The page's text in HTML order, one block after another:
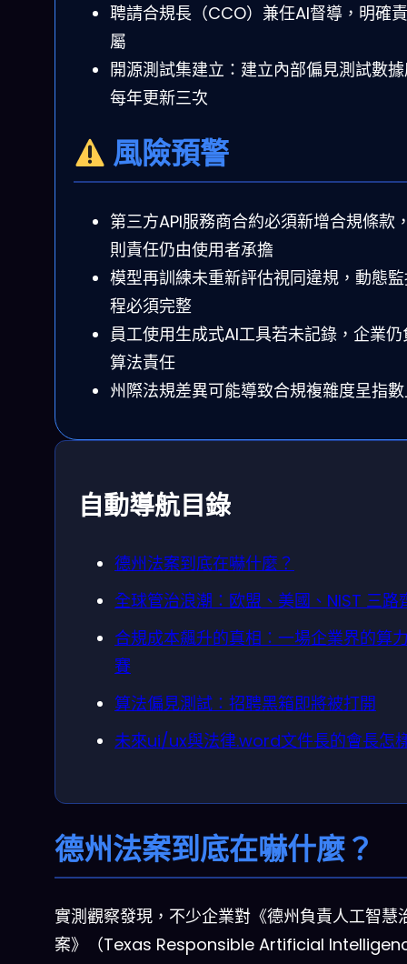
聘請合規長（CCO）兼任AI督導，明確
屬
開源測試集建立：建立內部偏見測試數
每年更新三次
風險預警
第三方API服務商合約必須新增合規條款
則責任仍由使用者承擔
模型再訓練未重新評估視同違規，動態
程必須完整
員工使用生成式AI工具若未記錄，企業
算法責任
州際法規差異可能導致合規複雜度呈指
自動導航目錄
德州法案到底在嚇什麼？
全球管治浪潮：欧盟、美國、NIST 三路
合規成本飆升的真相：一場企業界的算
賽
算法偏見測試：招聘黑箱即將被打開
未來ui/ux與法律.word文件長的會長怎
德州法案到底在嚇什麼？
實測觀察發現，不少企業對《德州負責人工智慧
案》（Texas Responsible Artificial